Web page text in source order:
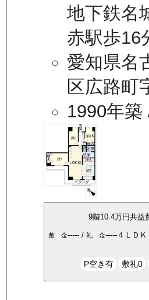
地下鉄名
赤駅歩16
愛知県名
区広路町
1990年築
9階10.4万円共益
敷 金----- /礼 金----- ４ＬＤＫ
P空き有 敷礼0